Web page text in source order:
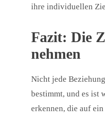
ihre individuellen
Fazit: Die
nehmen
Nicht jede
bestimmt, und es ist
erkennen, die auf